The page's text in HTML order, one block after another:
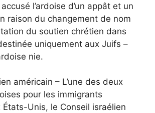
l’ardoise d’un appât et un
raison du changement de nom
du soutien chrétien dans
uniquement aux Juifs –
nie.
américain – L’une des deux
pour les immigrants
États-Unis, le Conseil israélien